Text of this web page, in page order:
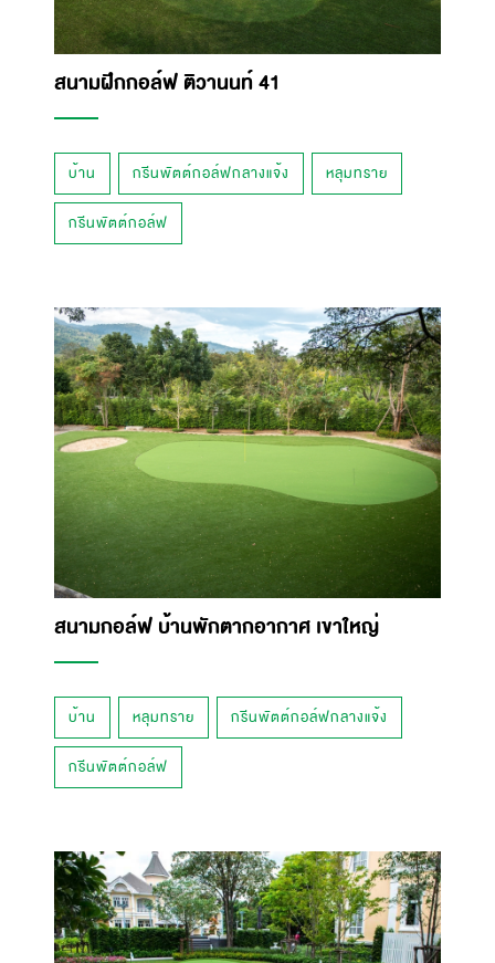
สนามฝึกกอล์ฟ ติวานนท์ 41
บ้าน กรีนพัตต์กอล์ฟกลางแจ้ง หลุมทราย
กรีนพัตต์กอล์ฟ
สนามกอล์ฟ บ้านพักตากอากาศ เขาใหญ่
บ้าน หลุมทราย กรีนพัตต์กอล์ฟกลางแจ้ง
กรีนพัตต์กอล์ฟ